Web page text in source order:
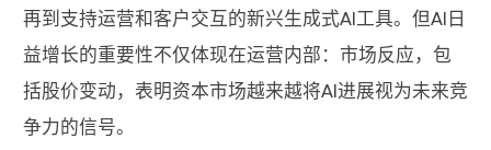
再到支持运营和客户交互的新兴生成式AI工具。但AI日
益增长的重要性不仅体现在运营内部：市场反应，包
括股价变动，表明资本市场越来越将AI进展视为未来竞
争力的信号。